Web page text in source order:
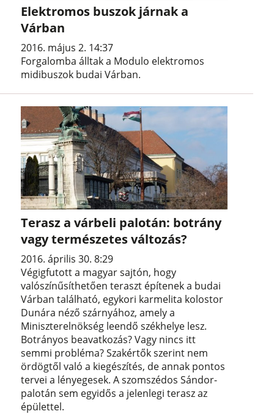
Elektromos buszok járnak a
Várban
2016. május 2. 14:37
Forgalomba álltak a Modulo elektromos
midibuszok budai Várban.
Terasz a várbeli palotán: botrány
vagy természetes változás?
2016. április 30. 8:29
Végigfutott a magyar sajtón, hogy
valószínűsíthetően teraszt építenek a budai
Várban található, egykori karmelita kolostor
Dunára néző szárnyához, amely a
Miniszterelnökség leendő székhelye lesz.
Botrányos beavatkozás? Vagy nincs itt
semmi probléma? Szakértők szerint nem
ördögtől való a kiegészítés, de annak pontos
tervei a lényegesek. A szomszédos Sándor-
palotán sem egyidős a jelenlegi terasz az
épülettel.